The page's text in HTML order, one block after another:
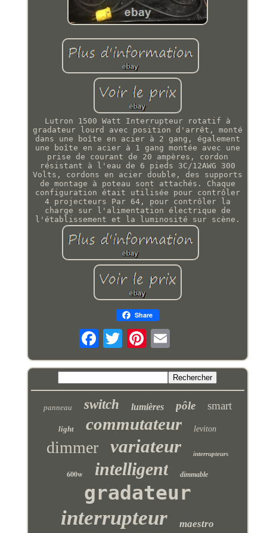
Lutron 1500 Watt Interrupteur rotatif à
gradateur lourd avec position d'arrêt, monté
dans une boîte en acier à 2 gang, également
une boîte en acier à 1 gang montée avec une
prise de courant de 20 ampères, cordon
résistant à l'eau de 6 pieds 3C/12AWG 300
Volts, cordons en acier double, des supports
de montage à poteau sont attachés. Chaque
configuration était utilisée pour contrôler
4 projecteurs Par 64, pour contrôler la
charge sur l'alimentation électrique de
l'établissement et la luminosité sur scène.
Share
panneau switch lumières pôle smart
light commutateur leviton
dimmer variateur interrupteurs
600w intelligent dimmable
gradateur
interrupteur
maestro